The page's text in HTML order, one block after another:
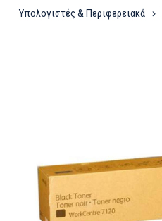
Υπολογιστές & Περιφερειακά